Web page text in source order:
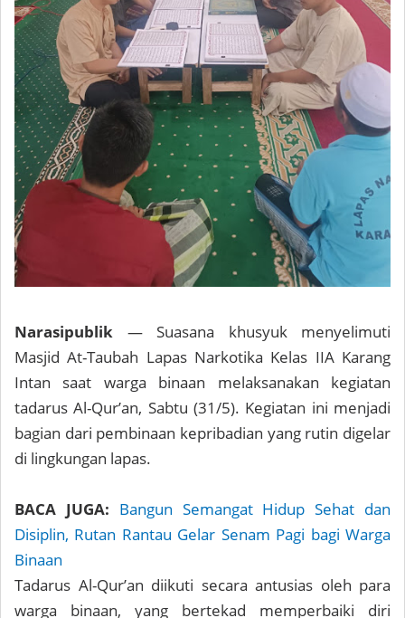
Narasipublik — Suasana khusyuk menyelimuti
Masjid At-Taubah Lapas Narkotika Kelas IIA Karang
Intan saat warga binaan melaksanakan kegiatan
tadarus Al-Qur’an, Sabtu (31/5). Kegiatan ini menjadi
bagian dari pembinaan kepribadian yang rutin digelar
di lingkungan lapas.
BACA JUGA: Bangun Semangat Hidup Sehat dan
Disiplin, Rutan Rantau Gelar Senam Pagi bagi Warga
Binaan
Tadarus Al-Qur’an diikuti secara antusias oleh para
warga binaan, yang bertekad memperbaiki diri